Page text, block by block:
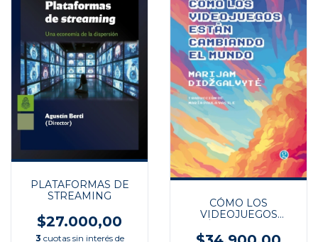
PLATAFORMAS DE
STREAMING
$27.000,00
3 cuotas sin interés de
CÓMO LOS
VIDEOJUEGOS
AL MUNDO